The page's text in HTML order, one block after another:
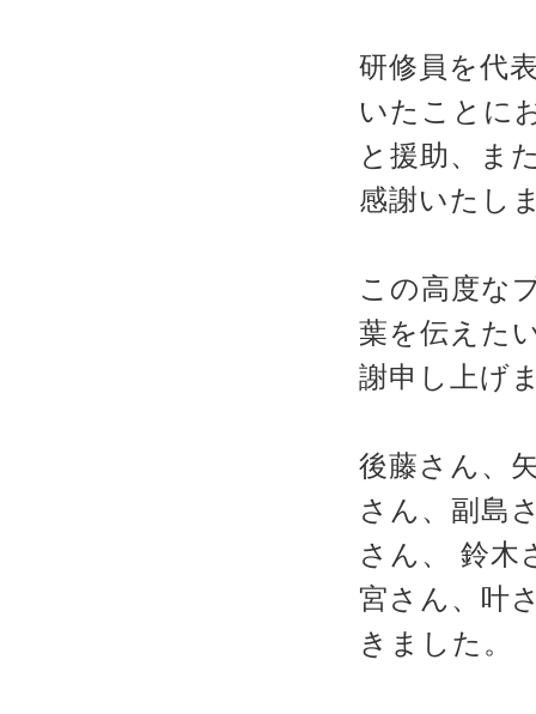
研修員を代
いたことに
と援助、ま
感謝いたし
この高度な
葉を伝えた
謝申し上げ
後藤さん、
さん、副島
さん、 鈴木
宮さん、叶
きました。